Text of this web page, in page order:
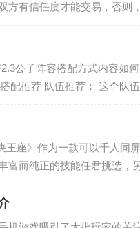
方有信任度才能交易，否则
公子阵容搭配方式内容如
配推荐 队伍推荐： 这个队
王座》作为一款可以千人同
富而纯正的技能任君挑选，
地图，…